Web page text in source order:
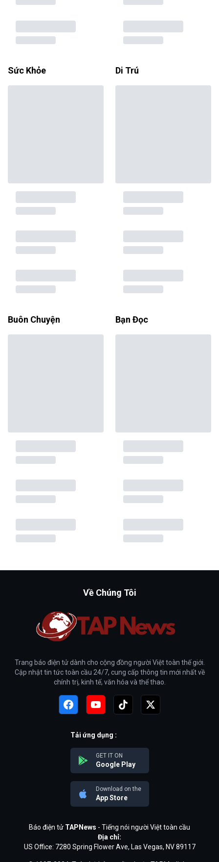
Sức Khỏe Di Trú
Buôn Chuyện Bạn Đọc
Về Chúng Tôi
Trang báo điện tử dành cho cộng đồng người Việt toàn thế giới.
Cập nhật tin tức toàn cầu 24/7, cung cấp thông tin mới nhất về
chính trị, kinh tế, văn hóa và thể thao.
Tải ứng dụng :
GET IT ON
Google Play
Download on the
App Store
Báo điện tử TAPNews - Tiếng nói người Việt toàn cầu
Địa chỉ:
US Office: 7280 Spring Flower Ave, Las Vegas, NV 89117